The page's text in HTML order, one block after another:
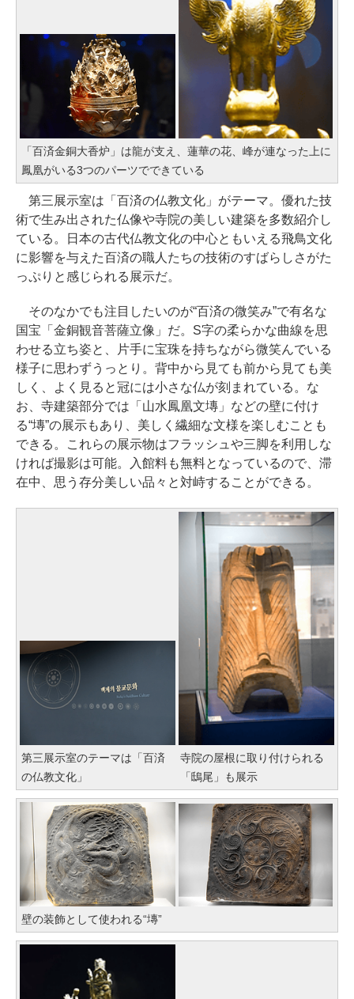
「百済金銅大香炉」は龍が支え、蓮華の花、峰が連なった上に
鳳凰がいる3つのパーツでできている
第三展示室は「百済の仏教文化」がテーマ。優れた技
術で生み出された仏像や寺院の美しい建築を多数紹介し
ている。日本の古代仏教文化の中心ともいえる飛鳥文化
に影響を与えた百済の職人たちの技術のすばらしさがた
っぷりと感じられる展示だ。
そのなかでも注目したいのが“百済の微笑み”で有名な
国宝「金銅観音菩薩立像」だ。S字の柔らかな曲線を思
わせる立ち姿と、片手に宝珠を持ちながら微笑んでいる
様子に思わずうっとり。背中から見ても前から見ても美
しく、よく見ると冠には小さな仏が刻まれている。な
お、寺建築部分では「山水鳳凰文塼」などの壁に付け
る“塼”の展示もあり、美しく繊細な文様を楽しむことも
できる。これらの展示物はフラッシュや三脚を利用しな
ければ撮影は可能。入館料も無料となっているので、滞
在中、思う存分美しい品々と対峙することができる。
第三展示室のテーマは「百済
の仏教文化」
寺院の屋根に取り付けられる
「鴟尾」も展示
壁の装飾として使われる“塼”